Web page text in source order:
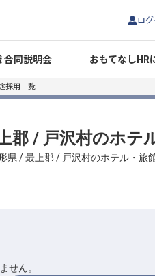
ロ
合同説明会 おもてなしHR
採用一覧
郡 / 戸沢村のホテ
県 / 最上郡 / 戸沢村のホテル・旅
せん。